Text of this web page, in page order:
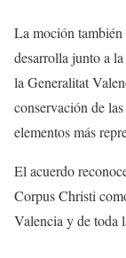
La moción
desarrolla junto a
la Generalitat
conservación de
elementos más
El acuerdo
Corpus Christi
Valencia y de toda